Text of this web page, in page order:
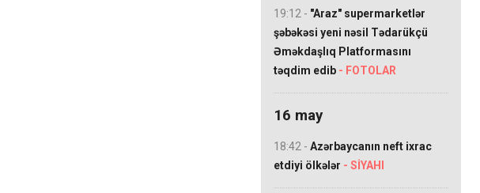
19:12 - "Araz" supermarketlər
şəbəkəsi yeni nəsil Tədarükçü
Əməkdaşlıq Platformasını
təqdim edib - FOTOLAR
16 may
18:42 - Azərbaycanın neft ixrac
etdiyi ölkələr - SİYAHI